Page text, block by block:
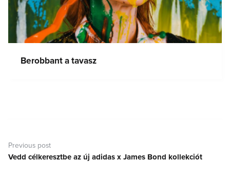
Berobbant a tavasz
navigáció
Previous post
Previous
Vedd célkeresztbe az új adidas x James Bond kollekciót